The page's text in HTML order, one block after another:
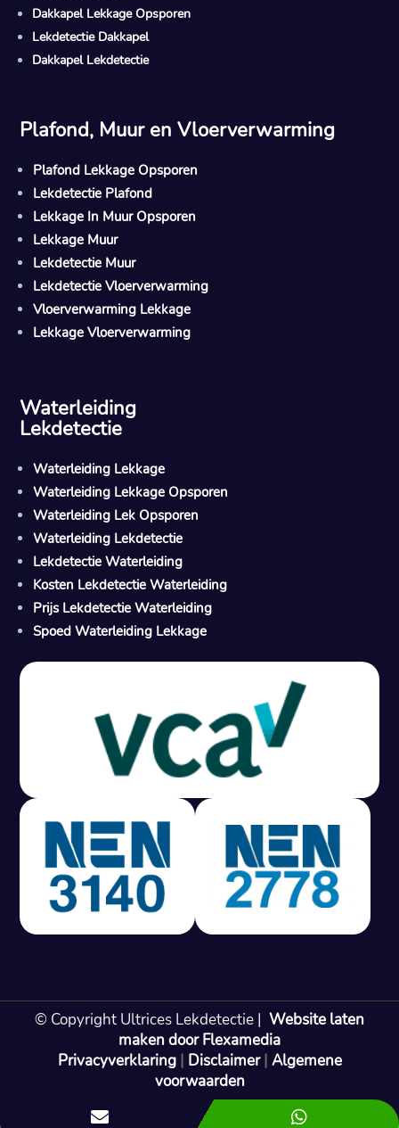
M
Gratis offerte in 24 uur
Geen lekkage? Geen betaling.
Vast tarief van € 395,- exc btw.
Rapport binnen 3 werkdagen.
100% RIsicovrij.
Vaak vergoed door verzekeraar.
Gratis offerte in 24 uur
Bel: 085 080 55 42
Dakkapel Lekkage Opsporen
Lekdetectie Dakkapel
Dakkapel Lekdetectie
Plafond, Muur en Vloerverwarming
Plafond Lekkage Opsporen
Lekdetectie Plafond
Lekkage In Muur Opsporen
Lekkage Muur
Lekdetectie Muur
Lekdetectie Vloerverwarming
Vloerverwarming Lekkage
Lekkage Vloerverwarming
Waterleiding
Lekdetectie
Waterleiding Lekkage
Waterleiding Lekkage Opsporen
Waterleiding Lek Opsporen
Waterleiding Lekdetectie
Lekdetectie Waterleiding
Kosten Lekdetectie Waterleiding
Prijs Lekdetectie Waterleiding
Spoed Waterleiding Lekkage
© Copyright Ultrices Lekdetectie | Website laten
maken door Flexamedia
Privacyverklaring| Disclaimer| Algemene
voorwaarden
 